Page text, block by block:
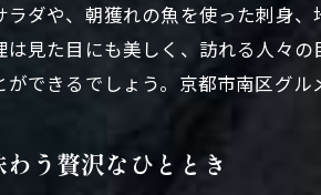
京都市南区西
比永城町の
おすすめの
地元の人が
ダや、朝獲れの魚を使った刺身
は見た目にも美しく、訪れる人々
できるでしょう。京都市南区グ
う贅沢なひととき